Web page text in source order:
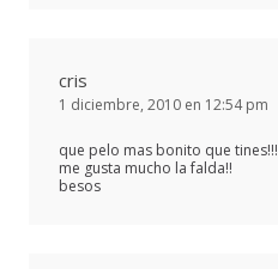
cris
1 diciembre, 2010 en 12:54 pm
que pelo mas bonito que tines!!!
me gusta mucho la falda!!
besos